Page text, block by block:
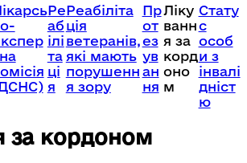
Ре
аб
ілі
та
ці
я
Реабіліта
ція
ветеранів,
які мають
порушенн
я зору
Пр
от
ез
ув
ан
ня
Ліку
ванн
я за
корд
оно
м
Стату
с
особ
и з
інвалі
дніст
ю
за кордоном